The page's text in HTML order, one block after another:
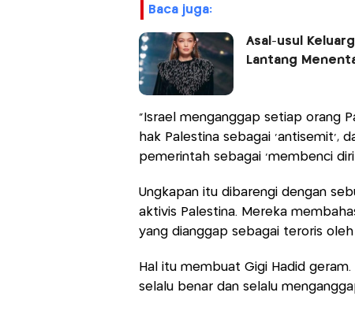
baca juga:
Asal-usul
Lantang
“Israel menganggap setiap orang
hak Palestina sebagai ‘antisemit’,
pemerintah sebagai ‘membenci diri
Ungkapan itu dibarengi dengan
aktivis Palestina. Mereka
yang dianggap sebagai teroris oleh
Hal itu membuat Gigi Hadid
selalu benar dan selalu